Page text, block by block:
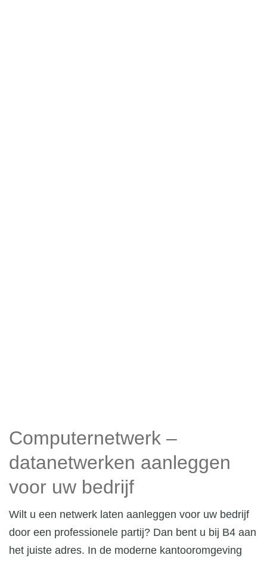
Computernetwerk –
datanetwerken aanleggen
voor uw bedrijf
Wilt u een netwerk laten aanleggen voor uw bedrijf
door een professionele partij? Dan bent u bij B4 aan
het juiste adres. In de moderne kantooromgeving